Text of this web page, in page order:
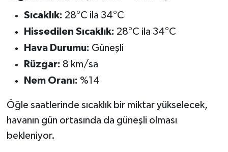
Sıcaklık: 28°C ila 34°C
Hissedilen Sıcaklık: 28°C ila 34°C
Hava Durumu: Güneşli
Rüzgar: 8 km/sa
Nem Oranı: %14
Öğle saatlerinde sıcaklık bir miktar yükselecek,
havanın gün ortasında da güneşli olması
bekleniyor.
Simav
Spor
Tavşanlı
Teknoloji